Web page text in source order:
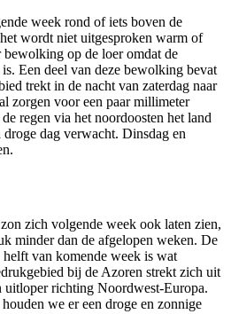
week rond of iets boven de
wordt niet uitgesproken warm of
op de loer omdat de
Een deel van deze bewolking bevat
trekt in de nacht van zaterdag naar
zorgen voor een paar millimeter
regen via het noordoosten het land
dag verwacht. Dinsdag en
zich volgende week ook laten zien,
minder dan de afgelopen weken. De
van komende week is wat
bij de Azoren strekt zich uit
uitloper richting Noordwest-Europa.
we er een droge en zonnige